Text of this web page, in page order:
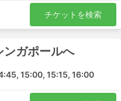
チケットを検索
ンガポールへ
15:00, 15:15, 16:00